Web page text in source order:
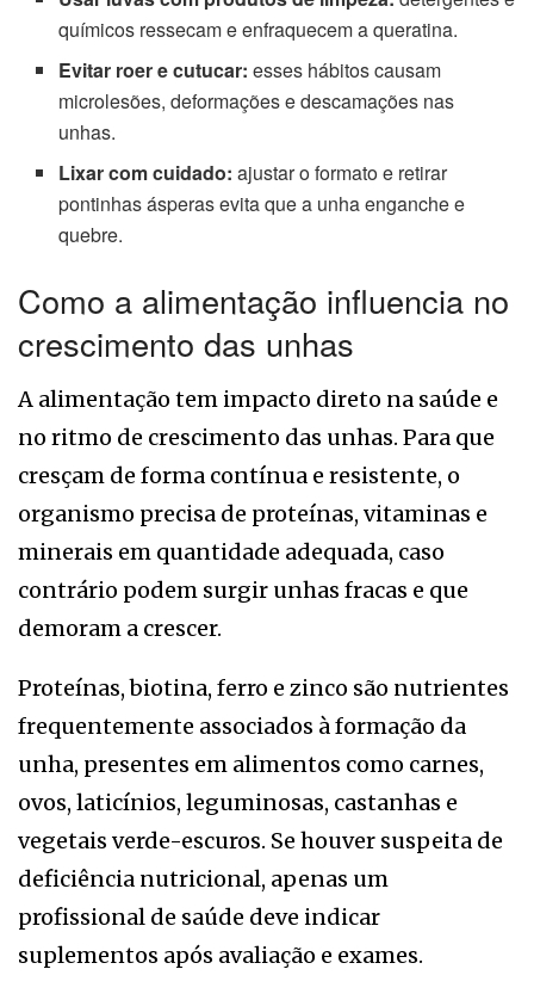
químicos ressecam e enfraquecem a queratina.
Evitar roer e cutucar: esses hábitos causam
microlesões, deformações e descamações nas
unhas.
Lixar com cuidado: ajustar o formato e retirar
pontinhas ásperas evita que a unha enganche e
quebre.
Como a alimentação influencia no
crescimento das unhas
A alimentação tem impacto direto na saúde e
no ritmo de crescimento das unhas. Para que
cresçam de forma contínua e resistente, o
organismo precisa de proteínas, vitaminas e
minerais em quantidade adequada, caso
contrário podem surgir unhas fracas e que
demoram a crescer.
Proteínas, biotina, ferro e zinco são nutrientes
frequentemente associados à formação da
unha, presentes em alimentos como carnes,
ovos, laticínios, leguminosas, castanhas e
vegetais verde-escuros. Se houver suspeita de
deficiência nutricional, apenas um
profissional de saúde deve indicar
suplementos após avaliação e exames.